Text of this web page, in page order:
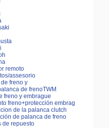
remoto
assesorio
freno y
de frenoTWM
freno y embrague
freno+protección embrag
de la palanca clutch
de palanca de freno
de repuesto